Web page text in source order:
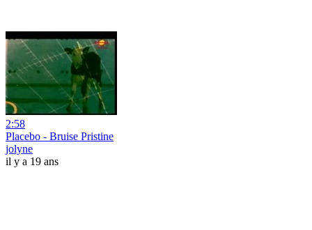
2:58
Placebo - Bruise Pristine
jolyne
il y a 19 ans